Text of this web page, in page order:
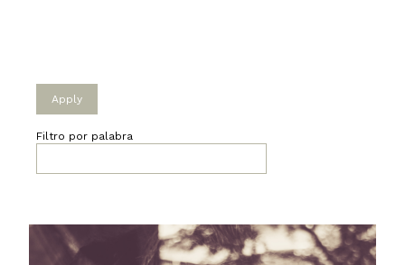
Filtro por palabra